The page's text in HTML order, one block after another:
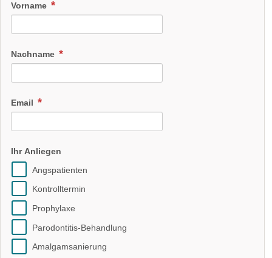
Vorname
Nachname
Email
Ihr Anliegen
Angspatienten
Kontrolltermin
Prophylaxe
Parodontitis-Behandlung
Amalgamsanierung